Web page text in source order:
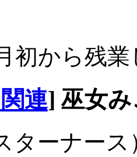
初から残
連] 巫女
ターナース